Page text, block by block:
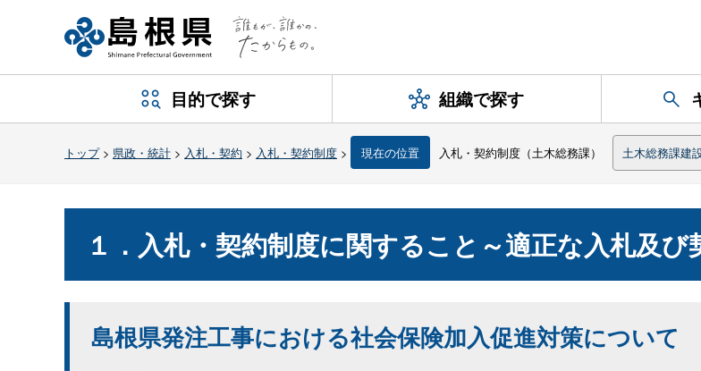
目的で探す 組織で探す
トップ> 県政・統計 > 入札・契約 > 入札・契約制度 > 現在の位置 入札・契約制度（土木総務課） 土木総務課建
１．入札・契約制度に関すること～適正な入札及び
島根県発注工事における社会保険加入促進対策について